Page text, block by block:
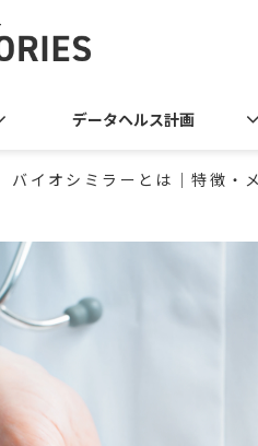
データヘルス計画
バイオシミラーとは｜特徴・